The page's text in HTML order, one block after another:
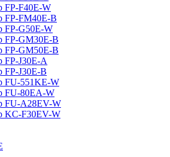
FP-F40E-W
FP-FM40E-B
FP-G50E-W
FP-GM30E-B
FP-GM50E-B
FP-J30E-A
FP-J30E-B
FU-551KE-W
FU-80EA-W
FU-A28EV-W
KC-F30EV-W